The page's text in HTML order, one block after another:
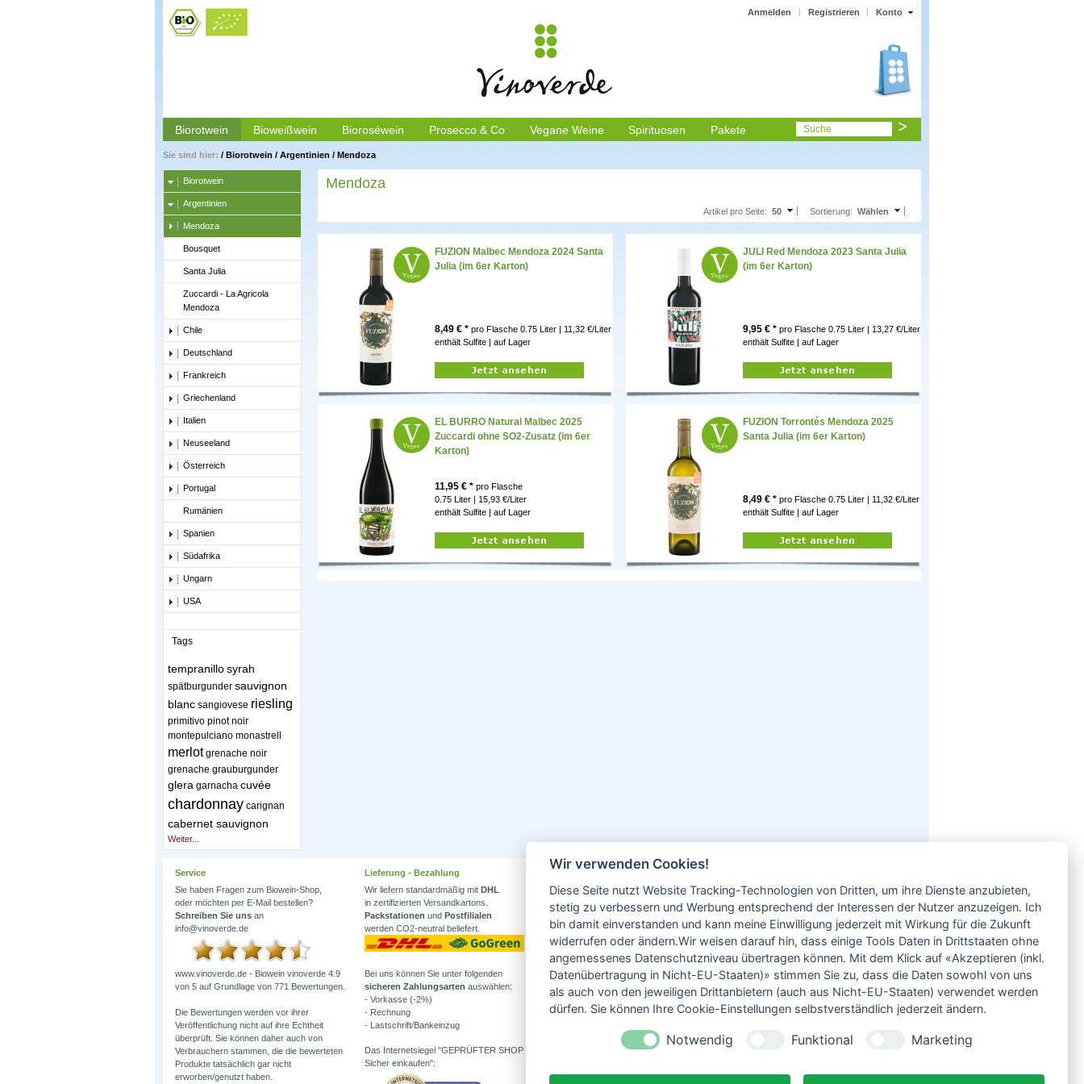
Konto
Anmelden Registrieren
Biorotwein Bioweißwein Bioroséwein Prosecco & Co Vegane Weine Spirituosen Pakete Suche
Sie sind hier: / Biorotwein / Argentinien / Mendoza
Biorotwein
Argentinien
Mendoza
Bousquet
Santa Julia
Zuccardi - La Agricola
Mendoza
Chile
Deutschland
Frankreich
Griechenland
Italien
Neuseeland
Österreich
Portugal
Rumänien
Spanien
Südafrika
Ungarn
USA
Tags
tempranillosyrah
spätburgunder sauvignon
blanc sangiovese riesling
primitivo pinot noir
montepulciano monastrell
merlot grenache noir
grenache grauburgunder
glera garnacha cuvée
chardonnay carignan
cabernet sauvignon
Weiter...
Mendoza
Sortierung: Wählen
Artikel pro Seite: 50
FUZION Malbec Mendoza 2024 Santa
Julia (im 6er Karton)
8,49 € * pro Flasche 0.75 Liter | 11,32 €/Liter
enthält Sulfite | auf Lager
JULI Red Mendoza 2023 Santa Julia
(im 6er Karton)
9,95 € * pro Flasche 0.75 Liter | 13,27 €/Liter
enthält Sulfite | auf Lager
EL BURRO Natural Malbec 2025
Zuccardi ohne SO2-Zusatz (im 6er
Karton)
11,95 € * pro Flasche
0.75 Liter | 15,93 €/Liter
enthält Sulfite | auf Lager
FUZION Torrontés Mendoza 2025
Santa Julia (im 6er Karton)
8,49 € * pro Flasche 0.75 Liter | 11,32 €/Liter
enthält Sulfite | auf Lager
Service
Sie haben Fragen zum Biowein-Shop,
oder möchten per E-Mail bestellen?
Schreiben Sie uns an
info@vinoverde.de
www.vinoverde.de - Biowein vinoverde 4.9
von 5 auf Grundlage von 771 Bewertungen.
Die Bewertungen werden vor ihrer
Veröffentlichung nicht auf ihre Echtheit
überprüft. Sie können daher auch von
Verbrauchern stammen, die die bewerteten
Produkte tatsächlich gar nicht
erworben/genutzt haben.
Lieferung - Bezahlung
Wir liefern standardmäßig mit DHL
in zertifizierten Versandkartons.
Packstationen und Postfilialen
werden CO2-neutral beliefert.
Bei uns können Sie unter folgenden
sicheren Zahlungsarten auswählen:
- Vorkasse (-2%)
- Rechnung
- Lastschrift/Bankeinzug
Das Internetsiegel "GEPRÜFTER SHOP –
Sicher einkaufen":
Wissenswertes
Erfahren Sie mehr über
Biowein in unserem Blog
oder Folgen Sie uns!
Facebook
Instagram
Veganer Wein
Was ist Weinstein?
Neben einem ausgesuchten Sortiment an
Biowein, Biospirituosen und Biofeinkost bieten
wir Ihnen u.a. folgende
Vorteile
große Auswahl
nur 5,79 EUR Versand (DE)
ab 95 EUR frei Haus (DE)
14 Tage Rückgaberecht
sichere Zahlung
Kauf auf Rechnung
Bio-zertifizierter Shop
Wir verwenden Cookies!
Diese Seite nutzt Website Tracking-Technologien von Dritten, um ihre Dienste anzubieten,
stetig zu verbessern und Werbung entsprechend der Interessen der Nutzer anzuzeigen. Ich
bin damit einverstanden und kann meine Einwilligung jederzeit mit Wirkung für die Zukunft
widerrufen oder ändern.Wir weisen darauf hin, dass einige Tools Daten in Drittstaaten ohne
angemessenes Datenschutzniveau übertragen können. Mit dem Klick auf «Akzeptieren (inkl.
Datenübertragung in Nicht-EU-Staaten)» stimmen Sie zu, dass die Daten sowohl von uns
als auch von den jeweiligen Drittanbietern (auch aus Nicht-EU-Staaten) verwendet werden
dürfen. Sie können Ihre Cookie-Einstellungen selbstverständlich jederzeit ändern.
Notwendig Funktional Marketing